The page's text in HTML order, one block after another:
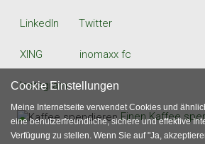
LinkedIn Twitter
XING inomaxx fc
Instagram
Einen Kaffee
Cookie Einstellungen
Meine Internetseite verwendet Cookies und
eine benutzerfreundliche, sichere und effektive
Verfügung zu stellen. Wenn Sie auf "Ja,